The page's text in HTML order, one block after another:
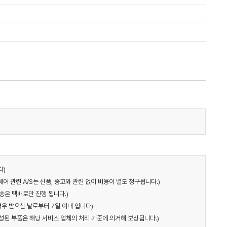
)
관련 A/S는 신품, 중고와 관련 없이 비용이 별도 청구됩니다.)
은 택배로만 진행 됩니다.)
받으신 날로부터 7일 이내 입니다)
부품은 해당 서비스 업체의 처리 기준에 의거해 보상됩니다.)